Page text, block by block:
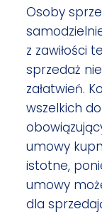
Osoby
z zawiłości
sprzedaż
załatwień.
wszelkich
umowy
istotne,
umowy
dla